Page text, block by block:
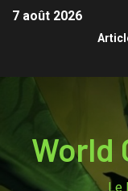
7 août 2026
World
Le